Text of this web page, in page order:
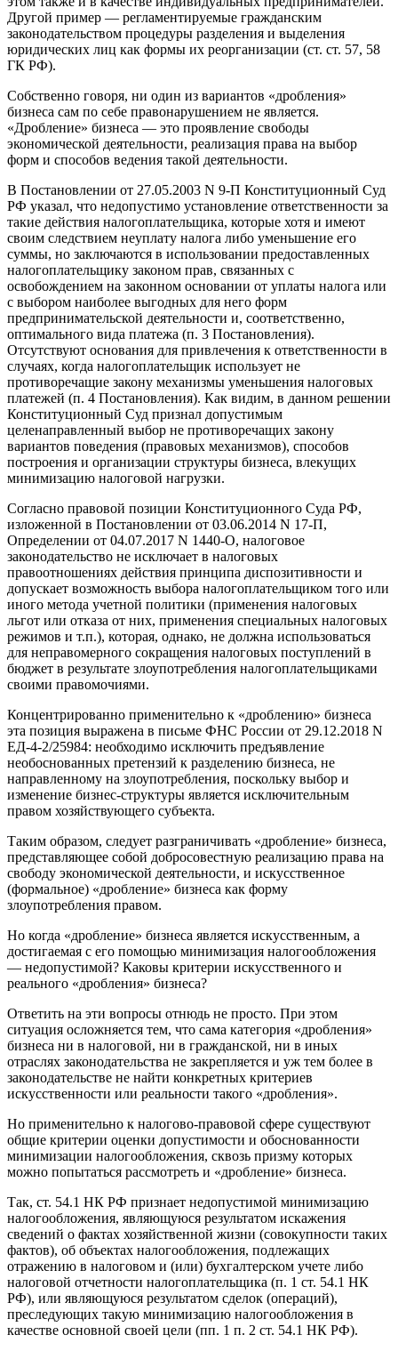
Другой пример — регламентируемые гражданским
законодательством процедуры разделения и выделения
юридических лиц как формы их реорганизации (ст. ст. 57, 58
ГК РФ).
Собственно говоря, ни один из вариантов «дробления»
бизнеса сам по себе правонарушением не является.
«Дробление» бизнеса — это проявление свободы
экономической деятельности, реализация права на выбор
форм и способов ведения такой деятельности.
В Постановлении от 27.05.2003 N 9-П Конституционный Суд
РФ указал, что недопустимо установление ответственности за
такие действия налогоплательщика, которые хотя и имеют
своим следствием неуплату налога либо уменьшение его
суммы, но заключаются в использовании предоставленных
налогоплательщику законом прав, связанных с
освобождением на законном основании от уплаты налога или
с выбором наиболее выгодных для него форм
предпринимательской деятельности и, соответственно,
оптимального вида платежа (п. 3 Постановления).
Отсутствуют основания для привлечения к ответственности в
случаях, когда налогоплательщик использует не
противоречащие закону механизмы уменьшения налоговых
платежей (п. 4 Постановления). Как видим, в данном решении
Конституционный Суд признал допустимым
целенаправленный выбор не противоречащих закону
вариантов поведения (правовых механизмов), способов
построения и организации структуры бизнеса, влекущих
минимизацию налоговой нагрузки.
Согласно правовой позиции Конституционного Суда РФ,
изложенной в Постановлении от 03.06.2014 N 17-П,
Определении от 04.07.2017 N 1440-О, налоговое
законодательство не исключает в налоговых
правоотношениях действия принципа диспозитивности и
допускает возможность выбора налогоплательщиком того или
иного метода учетной политики (применения налоговых
льгот или отказа от них, применения специальных налоговых
режимов и т.п.), которая, однако, не должна использоваться
для неправомерного сокращения налоговых поступлений в
бюджет в результате злоупотребления налогоплательщиками
своими правомочиями.
Концентрированно применительно к «дроблению» бизнеса
эта позиция выражена в письме ФНС России от 29.12.2018 N
ЕД-4-2/25984: необходимо исключить предъявление
необоснованных претензий к разделению бизнеса, не
направленному на злоупотребления, поскольку выбор и
изменение бизнес-структуры является исключительным
правом хозяйствующего субъекта.
Таким образом, следует разграничивать «дробление» бизнеса,
представляющее собой добросовестную реализацию права на
свободу экономической деятельности, и искусственное
(формальное) «дробление» бизнеса как форму
злоупотребления правом.
Но когда «дробление» бизнеса является искусственным, а
достигаемая с его помощью минимизация налогообложения
— недопустимой? Каковы критерии искусственного и
реального «дробления» бизнеса?
Ответить на эти вопросы отнюдь не просто. При этом
ситуация осложняется тем, что сама категория «дробления»
бизнеса ни в налоговой, ни в гражданской, ни в иных
отраслях законодательства не закрепляется и уж тем более в
законодательстве не найти конкретных критериев
искусственности или реальности такого «дробления».
Но применительно к налогово-правовой сфере существуют
общие критерии оценки допустимости и обоснованности
минимизации налогообложения, сквозь призму которых
можно попытаться рассмотреть и «дробление» бизнеса.
Так, ст. 54.1 НК РФ признает недопустимой минимизацию
налогообложения, являющуюся результатом искажения
сведений о фактах хозяйственной жизни (совокупности таких
фактов), об объектах налогообложения, подлежащих
отражению в налоговом и (или) бухгалтерском учете либо
налоговой отчетности налогоплательщика (п. 1 ст. 54.1 НК
РФ), или являющуюся результатом сделок (операций),
преследующих такую минимизацию налогообложения в
качестве основной своей цели (пп. 1 п. 2 ст. 54.1 НК РФ).